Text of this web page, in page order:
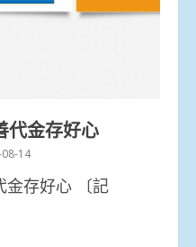
金存好心
14
存好心 〔記